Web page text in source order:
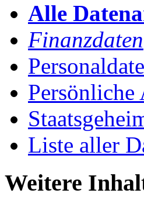
Alle
Finanzdaten
Persönliche
Liste aller
Weitere